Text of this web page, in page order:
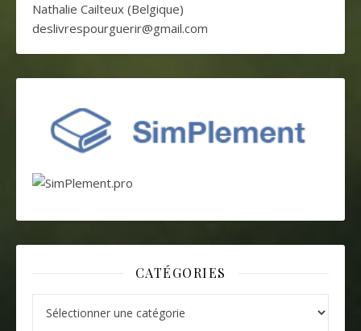
Nathalie Cailteux (Belgique)
deslivrespourguerir@gmail.com
CATÉGORIES